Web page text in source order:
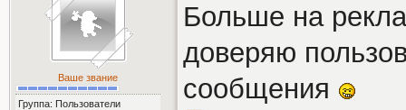
Ваше звание
Группа: Пользователи
Больше на
доверяю
сообщения